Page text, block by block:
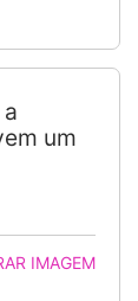
um
IMAGEM